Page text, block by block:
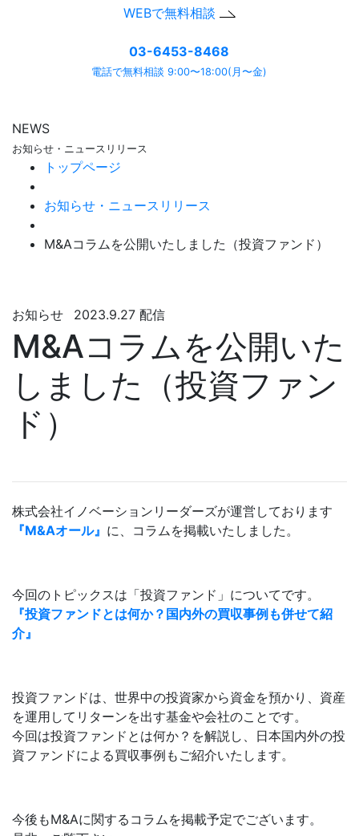
WEBで無料相談
03-6453-8468
電話で無料相談 9:00〜18:00(月〜金)
NEWS
お知らせ・ニュースリリース
トップページ
お知らせ・ニュースリリース
M&Aコラムを公開いたしました（投資ファンド）
お知らせ 2023.9.27 配信
M&Aコラムを公開いた
しました（投資ファン
ド）
株式会社イノベーションリーダーズが運営しております
『M&Aオール』 に、コラムを掲載いたしました。
今回のトピックスは「投資ファンド」についてです。
『投資ファンドとは何か？国内外の買収事例も併せて紹
介』
投資ファンドは、世界中の投資家から資金を預かり、資産
を運用してリターンを出す基金や会社のことです。
今回は投資ファンドとは何か？を解説し、日本国内外の投
資ファンドによる買収事例もご紹介いたします。
今後もM&Aに関するコラムを掲載予定でございます。